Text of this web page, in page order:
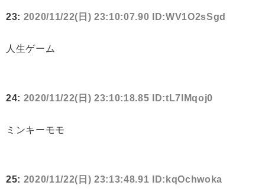
23: 2020/11/22(日) 23:10:07.90 ID:WV1O2sSgd
人生ゲーム
24: 2020/11/22(日) 23:10:18.85 ID:tL7lMqoj0
ミンキーモモ
25: 2020/11/22(日) 23:13:48.91 ID:kqOchwoka